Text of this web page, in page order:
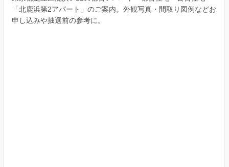
「北鹿浜第2アパート」のご案内。外観写真・間取り図例などお
申し込みや抽選前の参考に。